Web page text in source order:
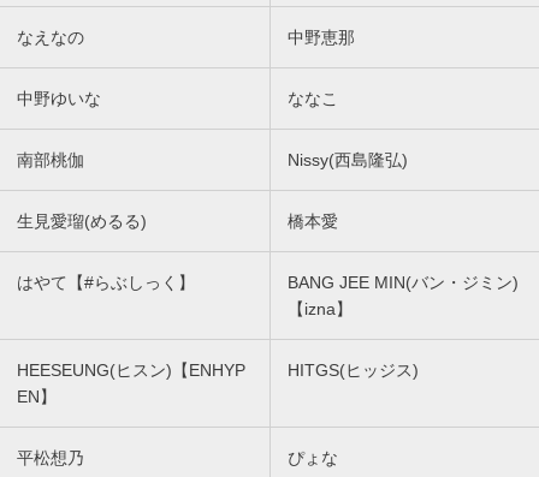
なえなの 中野恵那
中野ゆいな ななこ
南部桃伽 Nissy(西島隆弘)
生見愛瑠(めるる) 橋本愛
はやて【#らぶしっく】
BANG JEE MIN(バン・ジミン)
【izna】
HEESEUNG(ヒスン)【ENHYP
EN】
HITGS(ヒッジス)
平松想乃 ぴょな